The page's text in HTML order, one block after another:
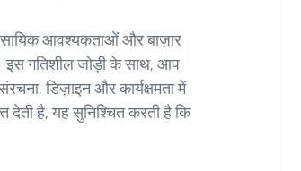
आवश्यकताओं और बाज़ार
इस गतिशील जोड़ी के साथ, आप
डिज़ाइन और कार्यक्षमता में
है, यह सुनिश्चित करती है कि